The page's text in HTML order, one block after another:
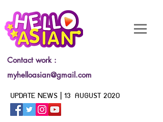
Contact work :
myhelloasian@gmail.com
UPDATE NEWS | 13 AUGUST 2020